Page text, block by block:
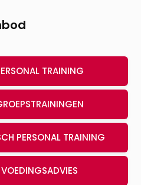
TRAINING
PERSONAL TRAINING
VOEDINGSADVIES